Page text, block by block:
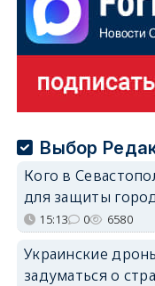
Выбор
Кого в
для защиты
15:13 0 6580
Украинские
задуматься о